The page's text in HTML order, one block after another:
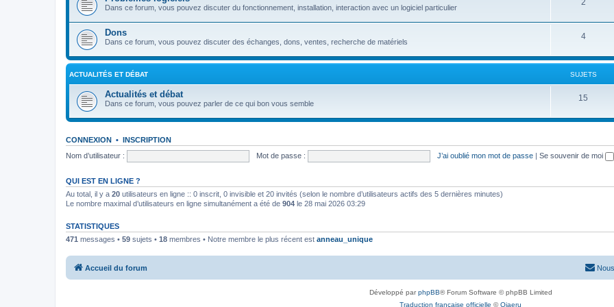
Dans ce forum, vous pouvez discuter du fonctionnement, installation, interaction avec un logiciel particulier
2
Dons
Dans ce forum, vous pouvez discuter des échanges, dons, ventes, recherche de matériels
4
ACTUALITÉS ET DÉBAT SUJETS
Actualités et débat
Dans ce forum, vous pouvez parler de ce qui bon vous semble
15
CONNEXION • INSCRIPTION
Nom d’utilisateur :
Mot de passe : J’ai oublié mon mot de passe | Se souvenir de moi
QUI EST EN LIGNE ?
Au total, il y a 20 utilisateurs en ligne :: 0 inscrit, 0 invisible et 20 invités (selon le nombre d’utilisateurs actifs des 5 dernières minutes)
Le nombre maximal d’utilisateurs en ligne simultanément a été de 904 le 28 mai 2026 03:29
STATISTIQUES
471 messages • 59 sujets • 18 membres • Notre membre le plus récent est anneau_unique
Accueil du forum
Développé parphpBB® Forum Software © phpBB Limited
Traduction française officielle ©Qiaeru